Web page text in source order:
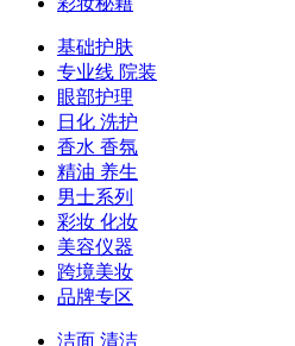
基础护肤
专业线 院装
眼部护理
日化 洗护
香水 香氛
精油 养生
男士系列
彩妆 化妆
美容仪器
跨境美妆
品牌专区
洁面 清洁